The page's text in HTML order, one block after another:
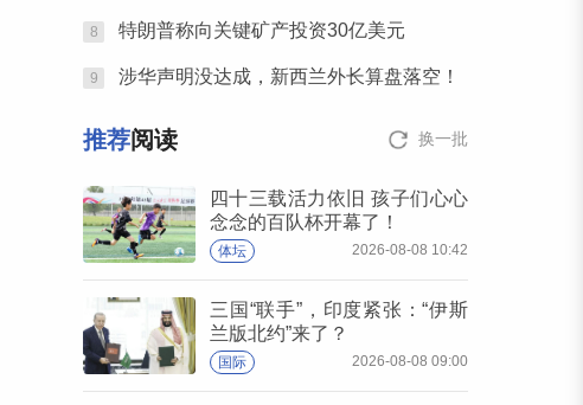
8 特朗普称向关键矿产投资30亿美元
9 涉华声明没达成，新西兰外长算盘落空！
推荐阅读 换一批
四十三载活力依旧 孩子们心心
念念的百队杯开幕了！
体坛 2026-08-08 10:42
三国“联手”，印度紧张：“伊斯
兰版北约”来了？
国际 2026-08-08 09:00